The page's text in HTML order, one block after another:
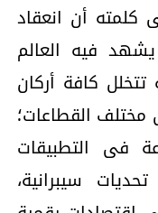
أن انعقاد
فيه العالم
كافة أركان
مختلف القطاعات؛
فى التطبيقات
سيبرانية،